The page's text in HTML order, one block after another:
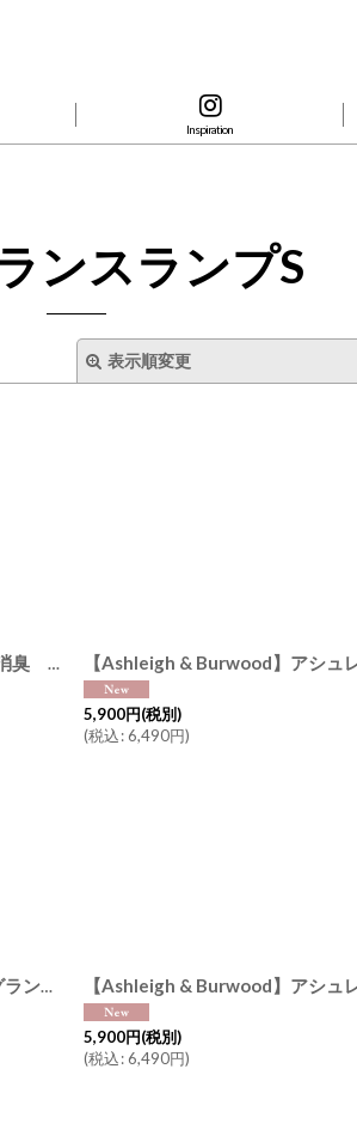
Inspiration
ンスランプS
表示順変更
【Ashleigh & Burwood】アシュレイ＆バーウッド シー トレジャー Sea Treasure 消臭 フレグランスランプS ハンドメイド イギリス製
5,900円(税別)
(税込:6,490円)
【Ashleigh & Burwood】アシュレイ＆バーウッド タイダルアース Tidal Earth フレグランスランプS 消臭剤 フレグランスランプ イギリス
5,900円(税別)
(税込:6,490円)